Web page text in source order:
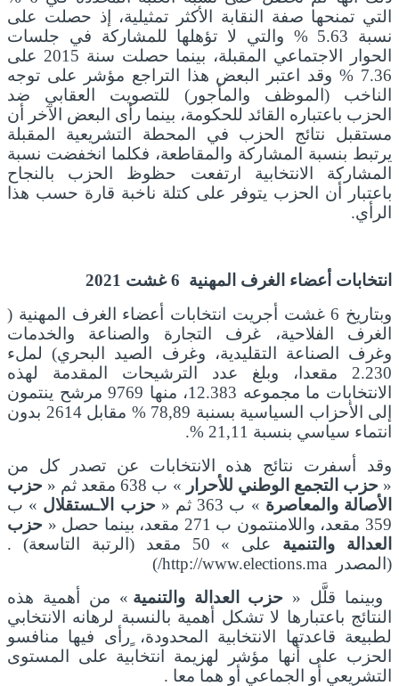
التي تمنحها صفة النقابة الأكثر تمثيلية، إذ حصلت على
نسبة 5.63 % والتي لا تؤهلها للمشاركة في جلسات
الحوار الاجتماعي المقبلة، بينما حصلت سنة 2015 على
7.36 % وقد اعتبر البعض هذا التراجع مؤشر على توجه
الناخب (الموظف والمأجور) للتصويت العقابي ضد
الحزب باعتباره القائد للحكومة، بينما رأى البعض الآخر أن
مستقبل نتائج الحزب في المحطة التشريعية المقبلة
يرتبط بنسبة المشاركة والمقاطعة، فكلما انخفضت نسبة
المشاركة الانتخابية ارتفعت حظوظ الحزب بالنجاح
باعتبار أن الحزب يتوفر على كتلة ناخبة قارة حسب هذا
الرأي.
انتخابات أعضاء الغرف المهنية 6 غشت 2021
وبتاريخ 6 غشت أجريت انتخابات أعضاء الغرف المهنية (
الغرف الفلاحية، غرف التجارة والصناعة والخدمات
وغرف الصناعة التقليدية، وغرف الصيد البحري) لملء
2.230 مقعدا، وبلغ عدد الترشيحات المقدمة لهذه
الانتخابات ما مجموعه 12.383، منها 9769 مرشح ينتمون
إلى الأحزاب السياسية بسنبة 78,89 % مقابل 2614 بدون
انتماء سياسي بنسبة 21,11 %.
وقد أسفرت نتائج هذه الانتخابات عن تصدر كل من
« حزب التجمع الوطني للأحرار » ب 638 مقعد ثم «
حزب
الأصالة والمعاصرة » ب 363 ثم « حزب الاـستقلال » ب
359 مقعد، واللامنتمون ب 271 مقعد، بينما حصل «
حزب
العدالة والتنمية
على » 50 مقعد (الرتبة التاسعة) .
(المصدر http://www.elections.ma/)
وبينما قلَّل « حزب العدالة والتنمية » من أهمية هذه
النتائج باعتبارها لا تشكل أهمية بالنسبة لرهانه الانتخابي
لطبيعة قاعدتها الانتخابية المحدودة، ٍرأى فيها منافسو
الحزب على أنها مؤشر لهزيمة انتخابية على المستوى
التشريعي أو الجماعي أو هما معا .